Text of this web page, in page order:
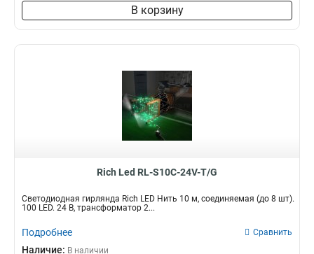
В корзину
Rich Led RL-S10C-24V-T/G
Светодиодная гирлянда Rich LED Нить 10 м, соединяемая (до 8 шт).
100 LED. 24 B, трансформатор 2...
Подробнее Сравнить
Наличие: В наличии